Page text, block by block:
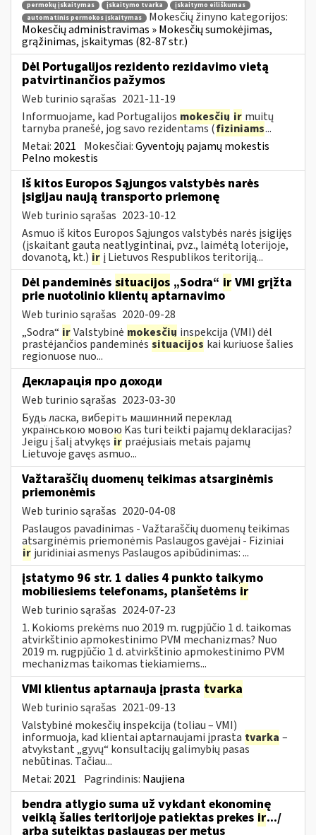
permokų įskaitymas
įskaitymo tvarka
įskaitymo eiliškumas
automatinis permokos įskaitymas
Mokesčių žinyno kategorijos:
Mokesčių administravimas » Mokesčių sumokėjimas,
grąžinimas, įskaitymas (82-87 str.)
Dėl Portugalijos rezidento rezidavimo vietą
patvirtinančios pažymos
Web turinio sąrašas 2021-11-19
Informuojame, kad Portugalijos mokesčių ir muitų
tarnyba pranešė, jog savo rezidentams (fiziniams...
Metai: 2021 Mokesčiai:Gyventojų pajamų mokestis
Pelno mokestis
Iš kitos Europos Sąjungos valstybės narės
įsigijau naują transporto priemonę
Web turinio sąrašas 2023-10-12
Asmuo iš kitos Europos Sąjungos valstybės narės įsigijęs
(įskaitant gautą neatlygintinai, pvz., laimėtą loterijoje,
dovanotą, kt.) ir į Lietuvos Respublikos teritoriją...
Dėl pandeminės situacijos „Sodra“ ir VMI grįžta
prie nuotolinio klientų aptarnavimo
Web turinio sąrašas 2020-09-28
„Sodra“ irValstybinė mokesčių inspekcija (VMI) dėl
prastėjančios pandeminėssituacijos kai kuriuose šalies
regionuose nuo...
Декларація про доходи
Web turinio sąrašas 2023-03-30
Будь ласка, виберіть машинний переклад
українською мовою Kas turi teikti pajamų deklaracijas?
Jeigu į šalį atvykęs ir praėjusiais metais pajamų
Lietuvoje gavęs asmuo...
Važtaraščių duomenų teikimas atsarginėmis
priemonėmis
Web turinio sąrašas 2020-04-08
Paslaugos pavadinimas - Važtaraščių duomenų teikimas
atsarginėmis priemonėmis Paslaugos gavėjai - Fiziniai
ir juridiniai asmenys Paslaugos apibūdinimas: ...
įstatymo 96 str. 1 dalies 4 punkto taikymo
mobiliesiems telefonams, planšetėms ir
Web turinio sąrašas 2024-07-23
1. Kokioms prekėms nuo 2019 m. rugpjūčio 1 d. taikomas
atvirkštinio apmokestinimo PVM mechanizmas? Nuo
2019 m. rugpjūčio 1 d. atvirkštinio apmokestinimo PVM
mechanizmas taikomas tiekiamiems...
VMI klientus aptarnauja įprasta tvarka
Web turinio sąrašas 2021-09-13
Valstybinė mokesčių inspekcija (toliau – VMI)
informuoja, kad klientai aptarnaujami įprasta tvarka –
atvykstant „gyvų“ konsultacijų galimybių pasas
nebūtinas. Tačiau...
Metai: 2021 Pagrindinis: Naujiena
bendra atlygio suma už vykdant ekonominę
veiklą šalies teritorijoje patiektas prekes ir.../
arba suteiktas paslaugas per metus